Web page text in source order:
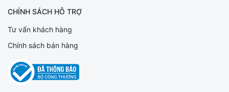
CHÍNH SÁCH HỖ TRỢ
Tư vấn khách hàng
Chính sách bán hàng